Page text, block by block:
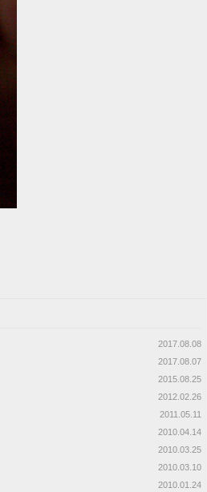
2017.08.08
2017.08.07
2015.08.25
2012.02.26
2011.05.11
2010.04.14
2010.03.25
2010.03.10
2010.01.24